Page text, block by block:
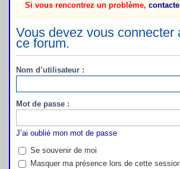
Si vous rencontrez un problème,
Vous devez vous
ce forum.
Nom d’utilisateur :
Mot de passe :
J’ai oublié mon mot de passe
Se souvenir de moi
Masquer ma présence lors de cette